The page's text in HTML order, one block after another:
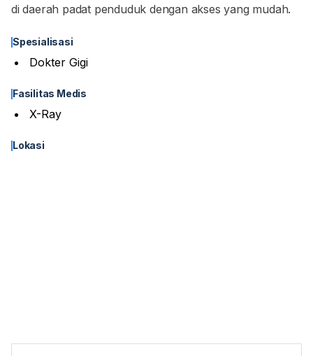
di daerah padat penduduk dengan akses yang mudah.
Spesialisasi
Dokter Gigi
Fasilitas Medis
X-Ray
Lokasi